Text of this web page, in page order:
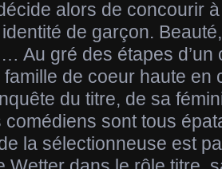
alors de concourir
de garçon.
Au gré des étapes d’un
de coeur haute en
du titre, de sa
sont tous
la sélectionneuse est